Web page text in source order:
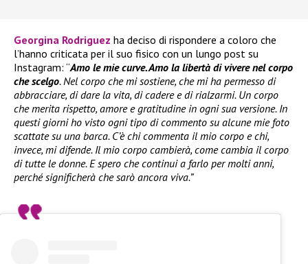
Georgina Rodriguez ha deciso di rispondere a coloro che
l’hanno criticata per il suo fisico con un lungo post su
Instagram: “Amo le mie curve. Amo la libertà di vivere nel corpo
che scelgo. Nel corpo che mi sostiene, che mi ha permesso di
abbracciare, di dare la vita, di cadere e di rialzarmi. Un corpo
che merita rispetto, amore e gratitudine in ogni sua versione. In
questi giorni ho visto ogni tipo di commento su alcune mie foto
scattate su una barca. C’è chi commenta il mio corpo e chi,
invece, mi difende. Il mio corpo cambierà, come cambia il corpo
di tutte le donne. E spero che continui a farlo per molti anni,
perché significherà che sarò ancora viva.”